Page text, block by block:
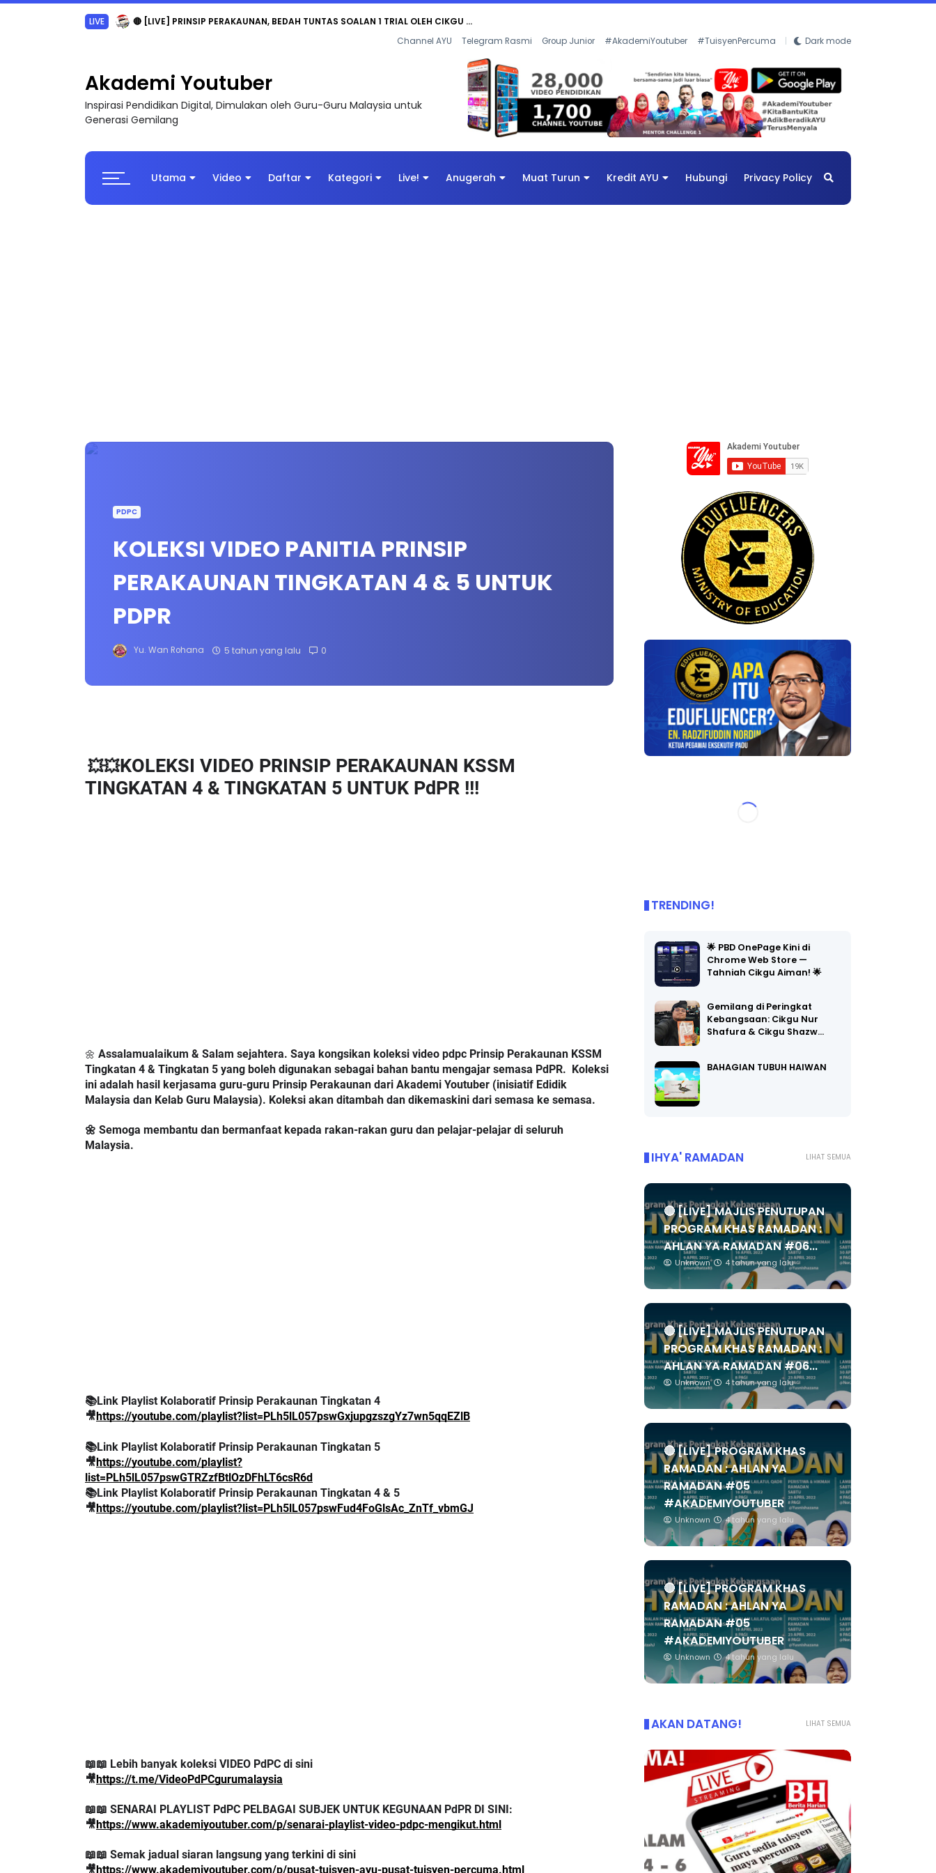
TRANSFORMASI DIGITAL GURU SIRI 7 : PAHLAWAN DIGITAL PENYELAMAT DUNIA
Channel AYU Telegram Rasmi Group Junior #AkademiYoutuber #TuisyenPercuma Dark mode
Akademi Youtuber
Inspirasi Pendidikan Digital, Dimulakan oleh Guru-Guru Malaysia untuk
Generasi Gemilang
Utama Video Daftar Kategori Live! Anugerah Muat Turun Kredit AYU Hubungi Privacy Policy
PDPC
KOLEKSI VIDEO PANITIA PRINSIP
PERAKAUNAN TINGKATAN 4 & 5 UNTUK
PDPR
Yu. Wan Rohana 5 tahun yang lalu 0
💥💥KOLEKSI VIDEO PRINSIP PERAKAUNAN KSSM
TINGKATAN 4 & TINGKATAN 5 UNTUK PdPR !!!
🌼 Assalamualaikum & Salam sejahtera. Saya kongsikan koleksi video pdpc Prinsip Perakaunan KSSM
Tingkatan 4 & Tingkatan 5 yang boleh digunakan sebagai bahan bantu mengajar semasa PdPR.  Koleksi
ini adalah hasil kerjasama guru-guru Prinsip Perakaunan dari Akademi Youtuber (inisiatif Edidik
Malaysia dan Kelab Guru Malaysia). Koleksi akan ditambah dan dikemaskini dari semasa ke semasa.
🌼 Semoga membantu dan bermanfaat kepada rakan-rakan guru dan pelajar-pelajar di seluruh
Malaysia.
📚Link Playlist Kolaboratif Prinsip Perakaunan Tingkatan 4
🎥https://youtube.com/playlist?list=PLh5lL057pswGxjupgzszgYz7wn5qqEZlB
📚Link Playlist Kolaboratif Prinsip Perakaunan Tingkatan 5
🎥https://youtube.com/playlist?
list=PLh5lL057pswGTRZzfBtlOzDFhLT6csR6d
📚Link Playlist Kolaboratif Prinsip Perakaunan Tingkatan 4 & 5
🎥https://youtube.com/playlist?list=PLh5lL057pswFud4FoGlsAc_ZnTf_vbmGJ
📖📖 Lebih banyak koleksi VIDEO PdPC di sini
🎥https://t.me/VideoPdPCgurumalaysia
📖📖 SENARAI PLAYLIST PdPC PELBAGAI SUBJEK UNTUK KEGUNAAN PdPR DI SINI:
🎥https://www.akademiyoutuber.com/p/senarai-playlist-video-pdpc-mengikut.html
📖📖 Semak jadual siaran langsung yang terkini di sini
🎥https://www.akademiyoutuber.com/p/pusat-tuisyen-ayu-pusat-tuisyen-percuma.html
TRENDING!
🌟 PBD OnePage Kini di
Chrome Web Store —
Tahniah Cikgu Aiman! 🌟
Gemilang di Peringkat
Kebangsaan: Cikgu Nur
Shafura & Cikgu Shazw…
BAHAGIAN TUBUH HAIWAN
LIHAT SEMUA
IHYA' RAMADAN
🔴 [LIVE] MAJLIS PENUTUPAN
PROGRAM KHAS RAMADAN :
AHLAN YA RAMADAN #06...
Unknown 4 tahun yang lalu
🔴 [LIVE] MAJLIS PENUTUPAN
PROGRAM KHAS RAMADAN :
AHLAN YA RAMADAN #06...
Unknown 4 tahun yang lalu
🔴 [LIVE] PROGRAM KHAS
RAMADAN : AHLAN YA
RAMADAN #05
#AKADEMIYOUTUBER
Unknown 4 tahun yang lalu
🔴 [LIVE] PROGRAM KHAS
RAMADAN : AHLAN YA
RAMADAN #05
#AKADEMIYOUTUBER
Unknown 4 tahun yang lalu
LIHAT SEMUA
AKAN DATANG!